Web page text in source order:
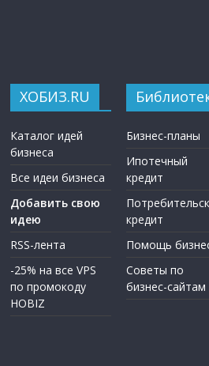
ХОБИЗ.RU
Каталог идей
бизнеса
Все идеи бизнеса
Добавить свою
идею
RSS-лента
-25% на все VPS
по промокоду
HOBIZ
Бизнес-планы
Ипотечный
кредит
кредит
Помощь
Советы по
бизнес-сайтам